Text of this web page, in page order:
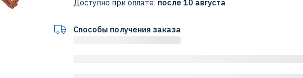
Доступно при оплате: после 10 августа
Способы получения заказа